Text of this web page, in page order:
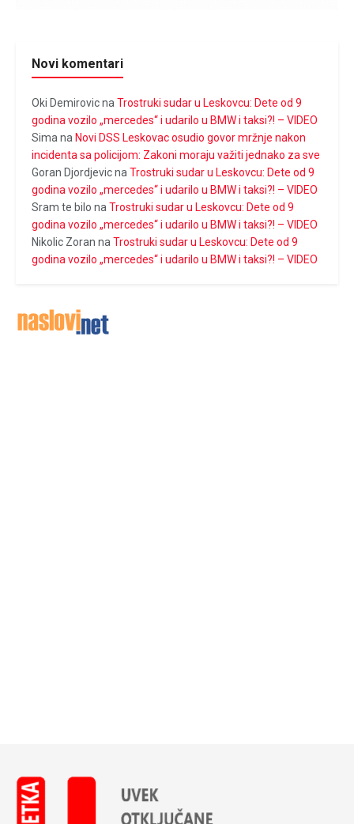
Novi komentari
Oki Demirovicna Trostruki sudar u Leskovcu: Dete od 9
godina vozilo „mercedes“ i udarilo u BMW i taksi?! – VIDEO
Sima na Novi DSS Leskovac osudio govor mržnje nakon
incidenta sa policijom: Zakoni moraju važiti jednako za sve
Goran Djordjevicna Trostruki sudar u Leskovcu: Dete od 9
godina vozilo „mercedes“ i udarilo u BMW i taksi?! – VIDEO
Sram te bilo na Trostruki sudar u Leskovcu: Dete od 9
godina vozilo „mercedes“ i udarilo u BMW i taksi?! – VIDEO
Nikolic Zoran na Trostruki sudar u Leskovcu: Dete od 9
godina vozilo „mercedes“ i udarilo u BMW i taksi?! – VIDEO